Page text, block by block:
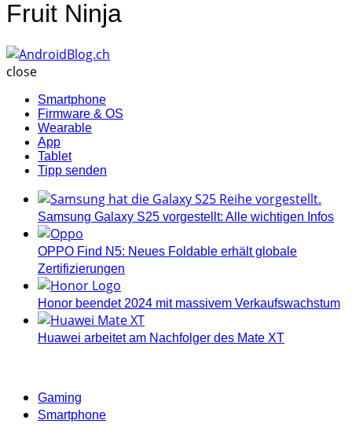
Fruit Ninja
close
Smartphone
Firmware & OS
Wearable
App
Tablet
Tipp senden
Samsung Galaxy S25 vorgestellt: Alle wichtigen Infos
OPPO Find N5: Neues Foldable erhält globale
Zertifizierungen
Honor beendet 2024 mit massivem Verkaufswachstum
Huawei arbeitet am Nachfolger des Mate XT
Categories
Gaming
Smartphone